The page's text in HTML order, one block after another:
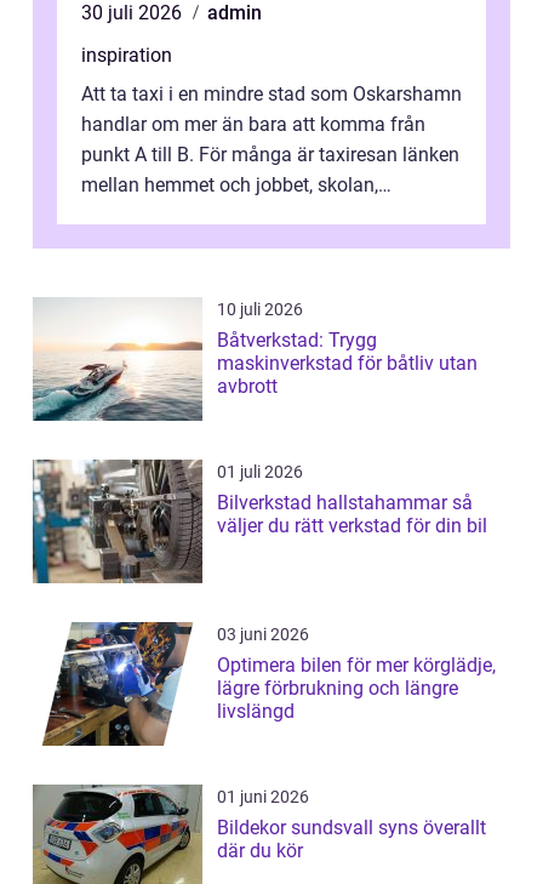
30 juli 2026
admin
inspiration
Att ta taxi i en mindre stad som Oskarshamn
handlar om mer än bara att komma från
punkt A till B. För många är taxiresan länken
mellan hemmet och jobbet, skolan,
10 juli 2026
Båtverkstad: Trygg
maskinverkstad för båtliv utan
avbrott
01 juli 2026
Bilverkstad hallstahammar så
väljer du rätt verkstad för din bil
03 juni 2026
Optimera bilen för mer körglädje,
lägre förbrukning och längre
livslängd
01 juni 2026
Bildekor sundsvall syns överallt
där du kör